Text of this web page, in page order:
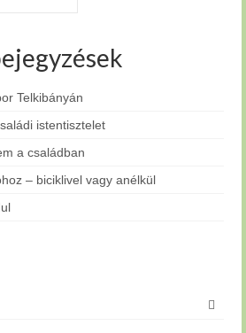
Telkibányán
istentisztelet
a családban
– biciklivel vagy anélkül